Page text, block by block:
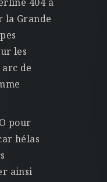
la Grande
les
de
pour
hélas
ainsi